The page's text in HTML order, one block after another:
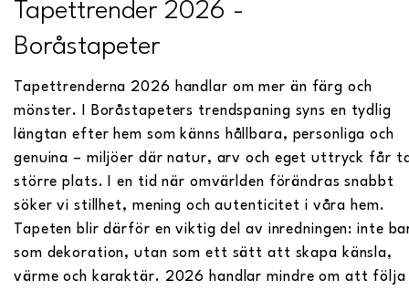
Tapettrender 2026 -
Boråstapeter
Tapettrenderna 2026 handlar om mer än färg och
mönster. I Boråstapeters trendspaning syns en tydlig
längtan efter hem som känns hållbara, personliga och
genuina – miljöer där natur, arv och eget uttryck får
större plats. I en tid när omvärlden förändras snabbt
söker vi stillhet, mening och autenticitet i våra hem.
Tapeten blir därför en viktig del av inredningen: inte
som dekoration, utan som ett sätt att skapa känsla,
värme och karaktär. 2026 handlar mindre om att följa